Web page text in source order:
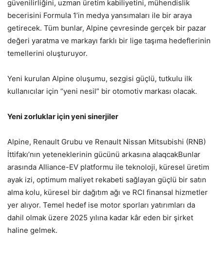
güvenilirliğini, uzman üretim kabiliyetini, mühendislik
becerisini Formula 1’in medya yansımaları ile bir araya
getirecek. Tüm bunlar, Alpine çevresinde gerçek bir pazar
değeri yaratma ve markayı farklı bir lige taşıma hedeflerinin
temellerini oluşturuyor.
Yeni kurulan Alpine oluşumu, sezgisi güçlü, tutkulu ilk
kullanıcılar için “yeni nesil” bir otomotiv markası olacak.
Yeni zorluklar için yeni sinerjiler
Alpine, Renault Grubu ve Renault Nissan Mitsubishi (RNB)
İttifakı’nın yeteneklerinin gücünü arkasına alaqcakBunlar
arasında Alliance-EV platformu ile teknoloji, küresel üretim
ayak izi, optimum maliyet rekabeti sağlayan güçlü bir satın
alma kolu, küresel bir dağıtım ağı ve RCI finansal hizmetler
yer alıyor. Temel hedef ise motor sporları yatırımları da
dahil olmak üzere 2025 yılına kadar kâr eden bir şirket
haline gelmek.